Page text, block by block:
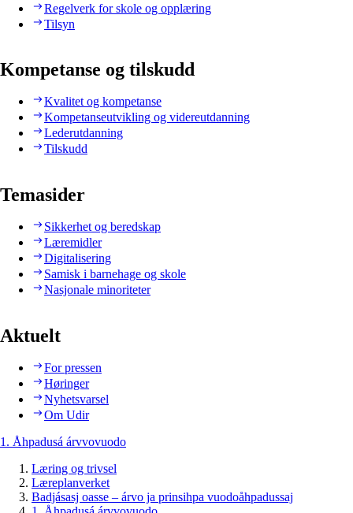
Regelverk for skole og opplæring
Tilsyn
Kompetanse og tilskudd
Kvalitet og kompetanse
Kompetanseutvikling og videreutdanning
Lederutdanning
Tilskudd
Temasider
Sikkerhet og beredskap
Læremidler
Digitalisering
Samisk i barnehage og skole
Nasjonale minoriteter
Aktuelt
For pressen
Høringer
Nyhetsvarsel
Om Udir
1. Åhpadusá árvvovuodo
Læring og trivsel
Læreplanverket
Badjásasj oasse – árvo ja prinsihpa vuodoåhpadussaj